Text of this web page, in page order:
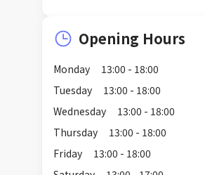
Opening Hours
Monday
13:00 - 18:00
Tuesday
13:00 - 18:00
Wednesday
13:00 - 18:00
Thursday
13:00 - 18:00
Friday
13:00 - 18:00